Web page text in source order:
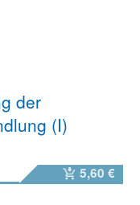
der
(I)
5,60 €